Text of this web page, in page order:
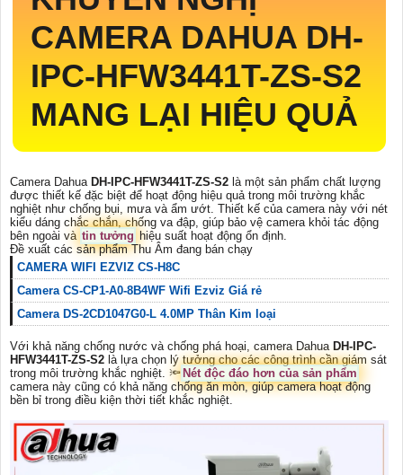
CAMERA DAHUA DH-
IPC-HFW3441T-ZS-S2
MANG LẠI HIỆU QUẢ
Camera Dahua DH-IPC-HFW3441T-ZS-S2 là một sản phẩm chất lượng
được thiết kế đặc biệt để hoạt động hiệu quả trong môi trường khắc
nghiệt như chống bụi, mưa và ẩm ướt. Thiết kế của camera này với nét
kiểu dáng chắc chắn, chống va đập, giúp bảo vệ camera khỏi tác động
bên ngoài và tin tưởng hiệu suất hoạt động ổn định.
Đề xuất các sản phẩm Thu Âm đang bán chạy
CAMERA WIFI EZVIZ CS-H8C
Camera CS-CP1-A0-8B4WF Wifi Ezviz Giá rẻ
Camera DS-2CD1047G0-L 4.0MP Thân Kim loại
Với khả năng chống nước và chống phá hoại, camera Dahua DH-IPC-
HFW3441T-ZS-S2 là lựa chọn lý tưởng cho các công trình cần giám sát
trong môi trường khắc nghiệt. 🔦Nét độc đáo hơn của sản phẩm
camera này cũng có khả năng chống ăn mòn, giúp camera hoạt động
bền bỉ trong điều kiện thời tiết khắc nghiệt.